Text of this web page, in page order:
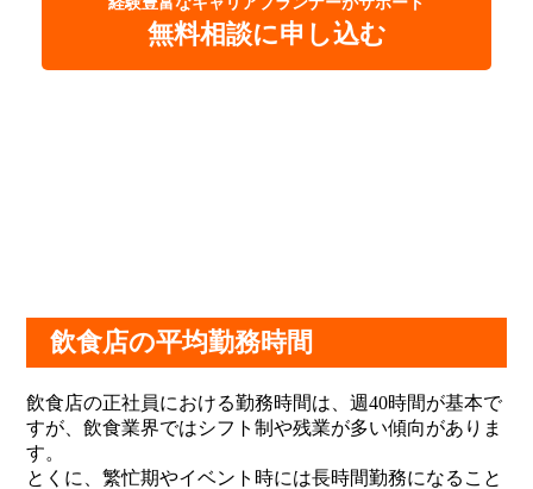
無料相談に申し込む
飲食店の平均勤務時間
飲食店の正社員における勤務時間は、週40時間が基本で
すが、飲食業界ではシフト制や残業が多い傾向がありま
す。
とくに、繁忙期やイベント時には長時間勤務になること